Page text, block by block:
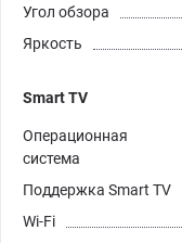
Угол обзора
Яркость
Smart TV
Операционная
система
Поддержка Smart TV
Wi-Fi